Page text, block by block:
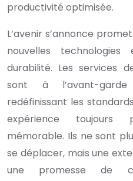
productivité optimisée.
L’avenir s’annonce
nouvelles
durabilité. Les services
sont à l’avant-
redéfinissant les
expérience toujours
mémorable. Ils ne sont
se déplacer, mais une
une promesse de